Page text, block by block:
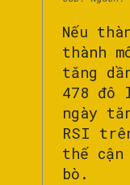
Nếu
thành
tăng
478 đô
ngày
RSI
thế
bò.